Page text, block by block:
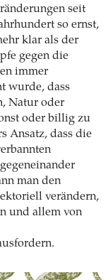
seit
so ernst,
klar als der
gegen die
immer
wurde, dass
Natur oder
oder billig zu
Ansatz, dass die
man den
verändern,
und allem von